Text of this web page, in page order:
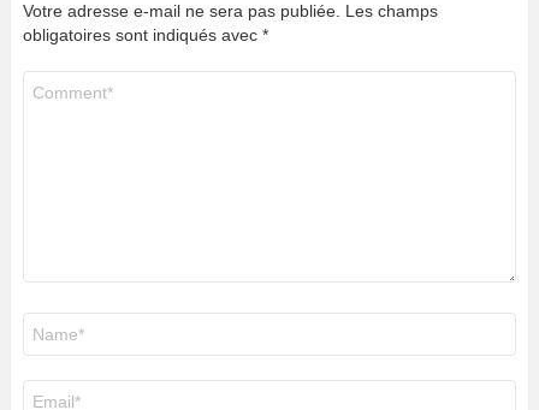
Votre adresse e-mail ne sera pas publiée. Les champs
obligatoires sont indiqués avec *